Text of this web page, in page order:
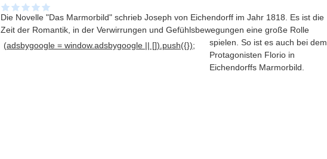
Die Novelle "Das Marmorbild" schrieb Joseph von Eichendorff im Jahr 1818. Es ist die
Zeit der Romantik, in der Verwirrungen und Gefühlsbewegungen eine große Rolle
spielen
(adsbygoogle = window.adsbygoogle || []).push({});
. So ist es auch bei dem
Protagonisten Florio in
Eichendorffs Marmorbild.